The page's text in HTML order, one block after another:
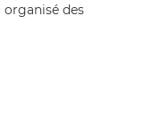
des